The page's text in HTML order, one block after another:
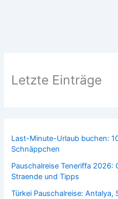
Letzte Einträge
Last-Minute-Urlaub buchen:
Schnäppchen
Pauschalreise Teneriffa 2026:
Straende und Tipps
Türkei Pauschalreise: Antalya,